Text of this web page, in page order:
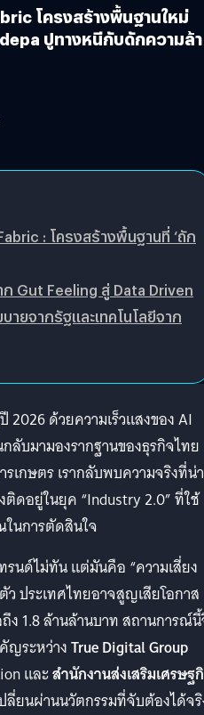
โครงสร้างพื้นฐานใหม่
ปูทางหนีกับดักความล้า
: โครงสร้างพื้นฐานที่ ‘ถัก
Gut Feeling สู่ Data Driven
ยจากรัฐและเทคโนโลยีจาก
2026 ด้วยความเร็วแสงของ AI
ลับมามองรากฐานของธุรกิจไทย
รเกษตร เรากลับพบความจริงที่น่า
ดอยู่ในยุค “Industry 2.0” ที่ใช้
นการตัดสินใจ
รนด์ไม่ทัน แต่มันคือ “ความเสี่ยง
ว ประเทศไทยอาจสูญเสียโอกาส
ง 1.8 ล้านล้านบาท สถานการณ์
ญระหว่างTrue Digital Group
และสำนักงานส่งเสริมเศรษฐ
ลี่ยนผ่านนวัตกรรมที่จับต้องได้จ